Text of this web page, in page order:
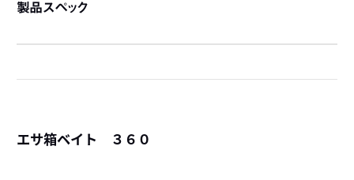
製品スペック
エサ箱ベイト ３６０